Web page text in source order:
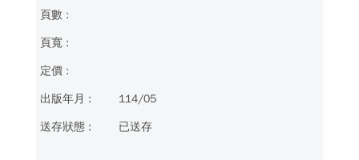
114/05
已送存